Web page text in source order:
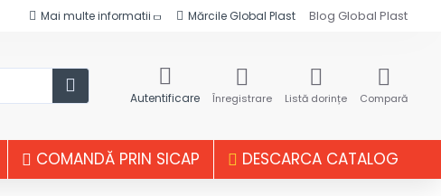
Mai multe informatii Mărcile Global Plast Blog Global Plast
Autentificare Înregistrare Listă dorințe Compară
COMANDĂ PRIN SICAP DESCARCA CATALOG